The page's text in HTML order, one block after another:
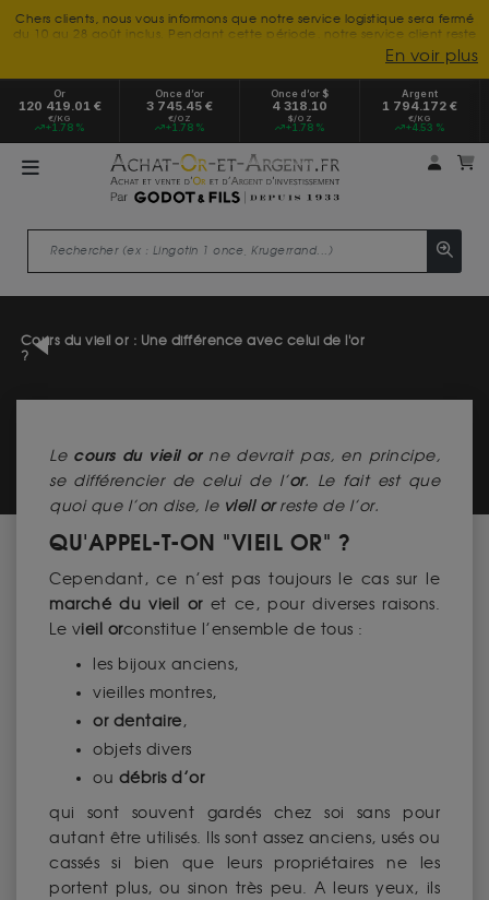
Chers clients, nous vous informons que notre service logistique sera fermé
du 10 au 28 août inclus. Pendant cette période, notre service client reste
à votre disposition tout l'été. Vous pouvez nous joindre du lundi au
vendredi, de 9h30 à 18h, pour toute demande d'information.
Nous vous remercions de votre compréhension et vous souhaitons un
excellent été.
En voir plus
Or
120 419.01 €
€/KG
+1.78 %
Once d’or
3 745.45 €
€/OZ
+1.78 %
Once d’or $
4 318.10
$/OZ
+1.78 %
Argent
1 794.172 €
€/KG
+4.53 %
Mon
Cours du vieil or : Une différence avec celui de l'or
?
Le cours du vieil orne devrait pas, en principe,
se différencier de celui de l’or. Le fait est que
quoi que l’on dise, le vieil orreste de l’or.
QU'APPEL-T-ON "VIEIL OR" ?
Cependant, ce n’est pas toujours le cas sur le
marché du vieil oret ce, pour diverses raisons.
Le vieil orconstitue l’ensemble de tous :
les bijoux anciens,
vieilles montres,
or dentaire,
objets divers
ou débris d’or
qui sont souvent gardés chez soi sans pour
autant être utilisés. Ils sont assez anciens, usés ou
cassés si bien que leurs propriétaires ne les
portent plus, ou sinon très peu. A leurs yeux, ils